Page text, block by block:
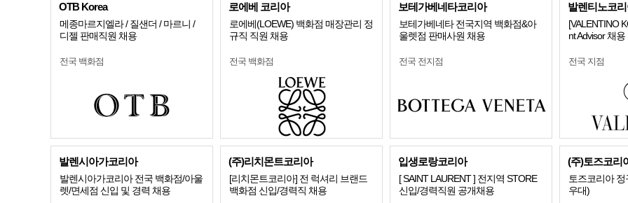
OTB Korea
메종마르지엘라 / 질샌더 / 마르니 /
디젤 판매직원 채용
전국 백화점
로에베 코리아
로에베(LOEWE) 백화점 매장관리 정
규직 직원 채용
전국 백화점
보테가베네타코리아
보테가베네타 전국지역 백화점&아
울렛점 판매사원 채용
전국 전지점
발렌티노코
[VALENTINO
nt Advisor 채용
전국 지점
발렌시아가코리아
발렌시아가코리아 전국 백화점/아울
렛/면세점 신입 및 경력 채용
(주)리치몬트코리아
[리치몬트코리아] 전 럭셔리 브랜드
백화점 신입/경력직 채용
입생로랑코리아
[ SAINT LAURENT ] 전지역 STORE
신입/경력직원 공개채용
(주)토즈코리
토즈코리아
우대)